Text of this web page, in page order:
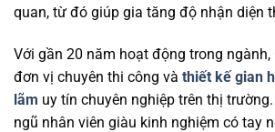
quan, từ đó giúp gia tăng độ nhận diện
Với gần 20 năm hoạt động trong
đơn vị chuyên thi công và thiết kế gian
lãm uy tín chuyên nghiệp trên thị
ngũ nhân viên giàu kinh nghiệm có tay